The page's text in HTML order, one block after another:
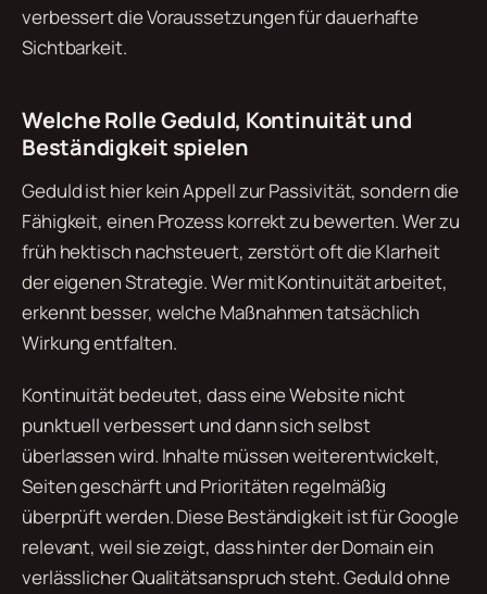
verbessert die Voraussetzungen für dauerhafte
Sichtbarkeit.
Welche Rolle Geduld, Kontinuität und
Beständigkeit spielen
Geduld ist hier kein Appell zur Passivität, sondern die
Fähigkeit, einen Prozess korrekt zu bewerten. Wer zu
früh hektisch nachsteuert, zerstört oft die Klarheit
der eigenen Strategie. Wer mit Kontinuität arbeitet,
erkennt besser, welche Maßnahmen tatsächlich
Wirkung entfalten.
Kontinuität bedeutet, dass eine Website nicht
punktuell verbessert und dann sich selbst
überlassen wird. Inhalte müssen weiterentwickelt,
Seiten geschärft und Prioritäten regelmäßig
überprüft werden. Diese Beständigkeit ist für Google
relevant, weil sie zeigt, dass hinter der Domain ein
verlässlicher Qualitätsanspruch steht. Geduld ohne